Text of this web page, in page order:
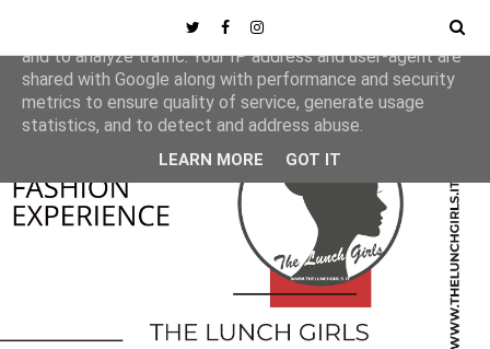
This site uses cookies from Google to deliver its services
and to analyze traffic. Your IP address and user-agent are
shared with Google along with performance and security
metrics to ensure quality of service, generate usage
statistics, and to detect and address abuse.
LEARN MORE GOT IT